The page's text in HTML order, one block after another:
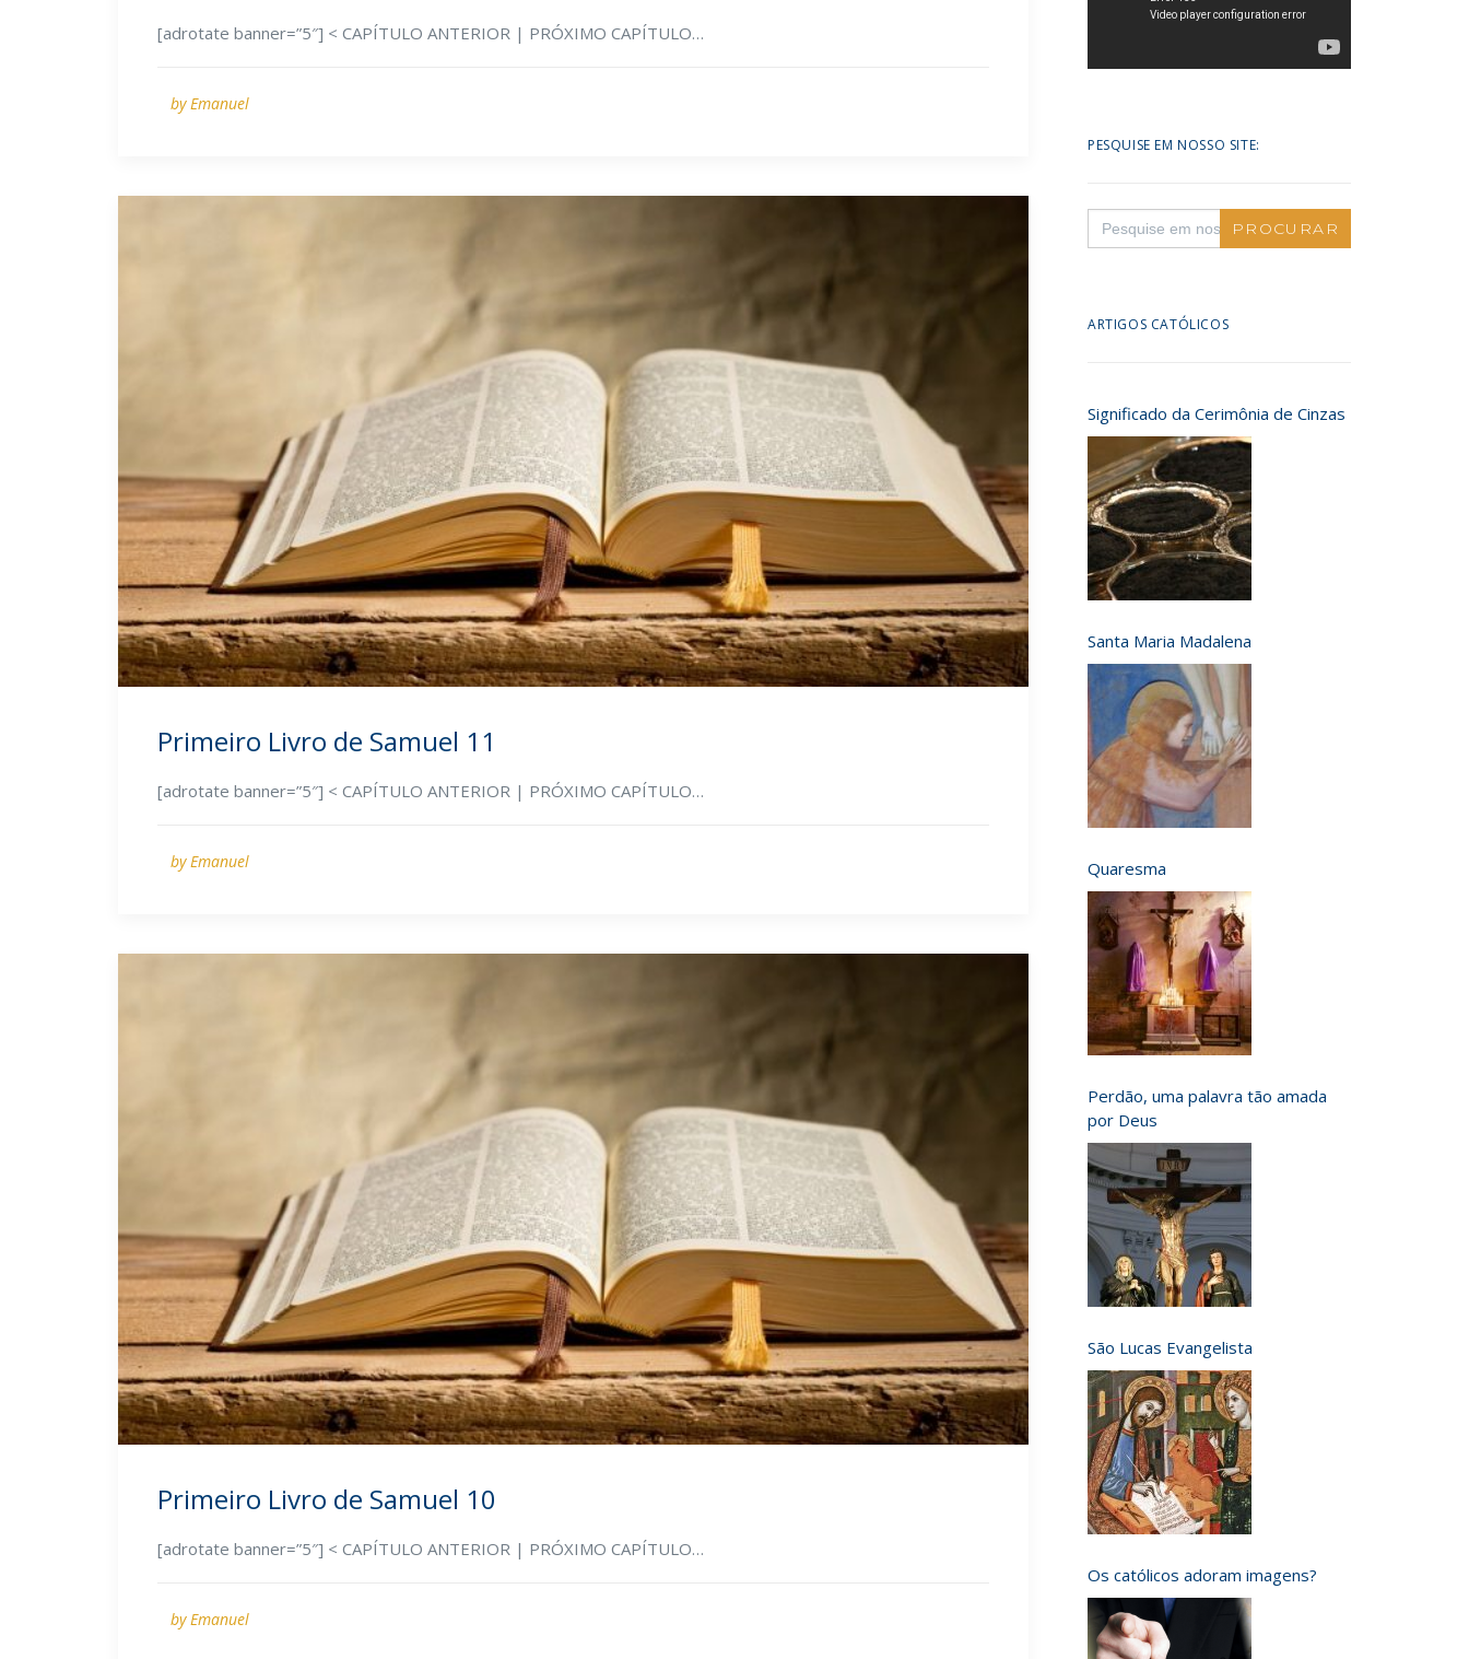
[adrotate banner=”5″] < CAPÍTULO ANTERIOR | PRÓXIMO CAPÍTULO…
by Emanuel
Primeiro Livro de Samuel 11
[adrotate banner=”5″] < CAPÍTULO ANTERIOR | PRÓXIMO CAPÍTULO…
by Emanuel
Primeiro Livro de Samuel 10
[adrotate banner=”5″] < CAPÍTULO ANTERIOR | PRÓXIMO CAPÍTULO…
by Emanuel
PESQUISE EM NOSSO SITE:
Search
for:
ARTIGOS CATÓLICOS
Significado da Cerimônia de Cinzas
Santa Maria Madalena
Quaresma
Perdão, uma palavra tão amada
por Deus
São Lucas Evangelista
Os católicos adoram imagens?